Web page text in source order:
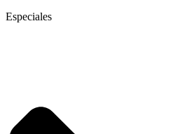
Especiales